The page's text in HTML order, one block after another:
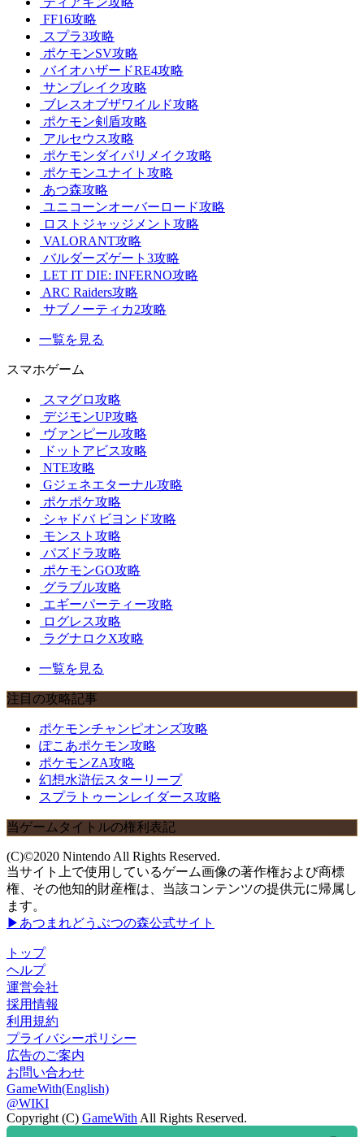
FF16攻略
スプラ3攻略
ポケモンSV攻略
バイオハザードRE4攻略
サンブレイク攻略
ブレスオブザワイルド攻略
ポケモン剣盾攻略
アルセウス攻略
ポケモンダイパリメイク攻略
ポケモンユナイト攻略
あつ森攻略
ユニコーンオーバーロード攻略
ロストジャッジメント攻略
VALORANT攻略
バルダーズゲート3攻略
LET IT DIE: INFERNO攻略
ARC Raiders攻略
サブノーティカ2攻略
一覧を見る
スマホゲーム
スマグロ攻略
デジモンUP攻略
ヴァンピール攻略
ドットアビス攻略
NTE攻略
Gジェネエターナル攻略
ポケポケ攻略
シャドバ ビヨンド攻略
モンスト攻略
パズドラ攻略
ポケモンGO攻略
グラブル攻略
エギーパーティー攻略
ログレス攻略
ラグナロクX攻略
一覧を見る
注目の攻略記事
ポケモンチャンピオンズ攻略
ぽこあポケモン攻略
ポケモンZA攻略
幻想水滸伝スターリープ
スプラトゥーンレイダース攻略
当ゲームタイトルの権利表記
(C)©2020 Nintendo All Rights Reserved.
当サイト上で使用しているゲーム画像の著作権および商標
権、その他知的財産権は、当該コンテンツの提供元に帰属し
ます。
▶あつまれどうぶつの森公式サイト
トップ
ヘルプ
運営会社
採用情報
利用規約
プライバシーポリシー
広告のご案内
お問い合わせ
GameWith(English)
@WIKI
Copyright (C) GameWithAll Rights Reserved.